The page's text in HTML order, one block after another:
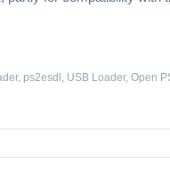
, ps2esdl , USB Loader, Open